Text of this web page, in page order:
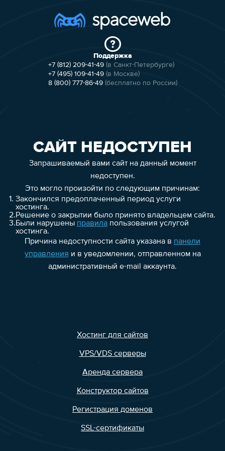
Поддержка
+7 (812) 209-41-49 (в Санкт-Петербурге)
+7 (495) 109-41-49 (в Москве)
8 (800) 777-86-49 (бесплатно по России)
САЙТ НЕДОСТУПЕН
Запрашиваемый вами сайт на данный момент
недоступен.
Это могло произойти по следующим причинам:
1. Закончился предоплаченный период услуги
хостинга.
2.Решение о закрытии было принято владельцем сайта.
3.Были нарушены правилапользования услугой
хостинга.
Причина недоступности сайта указана в панели
управления и в уведомлении, отправленном на
административный e-mail аккаунта.
Хостинг для сайтов
VPS/VDS серверы
Аренда сервера
Конструктор сайтов
Регистрация доменов
SSL-сертификаты